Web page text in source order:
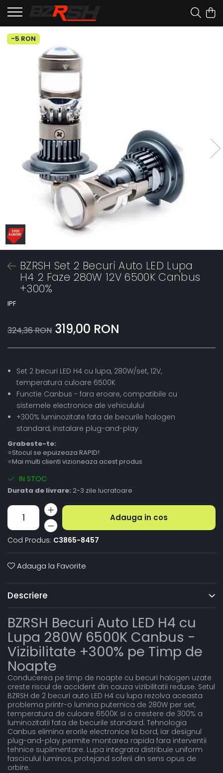
-5 RON
BZRSH Set 2 Becuri Auto LED Lupa
H4 2 Faze 280W 12V 6500K Canbus
+300%
IPF
324,36 RON 319,00 RON
Set 2 becuri LED H4 cu lupa, 280W/set, 12V,
temperatura culoare 6500K
Functie Canbus - fara eroare, compatibile cu
sistemele electronice ale vehiculului
+300% luminozitate fata de becurile halogen
standard, instalare plug-and-play
Grabeste-te:
⭐Stocul se epuizeaza RAPID!
⭐Mai multi clienti vizioneaza acest produs
IN STOC
Durata de livrare: 2-3 zile lucratoare
Adauga in cos
Cod Produs: C3865-8457
Adauga la Favorite
Descriere
BZRSH Becuri Auto LED H4 cu
Lupa 280W 6500K Canbus -
Vizibilitate +300% pe Timp de
Noapte
Conducerea pe timp de noapte cu becuri halogen uzate
creste riscul de accident din cauza vizibilitatii reduse. Setul
BZRSH de 2 becuri auto LED H4 cu lupa rezolva aceasta
problema printr-o lumina puternica de 280W per set,
temperatura de culoare 6500K si o crestere de 300% a
luminozitatii fata de becurile standard. Tehnologia
Canbus elimina erorile electronice la bord, iar designul
plug-and-play permite montarea rapida fara interventii
tehnice suplimentare. Lupa integrata distribuie uniform
fasciculul luminos, protejand soferii din sens opus de
orbire.